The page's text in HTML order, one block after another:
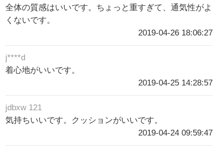
全体の質感はいいです。ちょっと重すぎて、通気性がよ
くないです。
2019-04-26 18:06:27
j****d
着心地がいいです。
2019-04-25 14:28:57
jdbxw 121
気持ちいいです。クッションがいいです。
2019-04-24 09:59:47